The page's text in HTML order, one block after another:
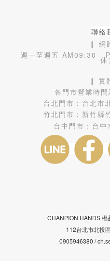
聯絡
❙ 網
週一至週五 AM09:30 - 休
❙ 實
各門市營業時間
台北門市： 台北市
竹北門市： 新竹縣
台中門市： 台中
CHANPION HANDS 橙
112台北市北投
0905946380 /